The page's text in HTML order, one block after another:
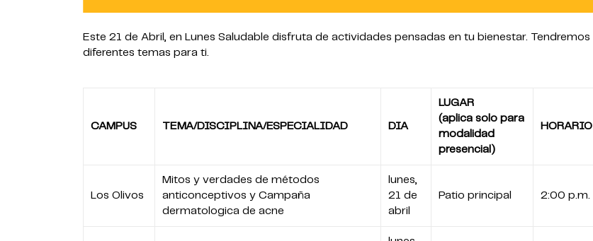
Este 21 de Abril, en Lunes Saludable disfruta de actividades pensadas en tu bienestar. Tendremos
diferentes temas para ti.
CAMPUS TEMA/DISCIPLINA/ESPECIALIDAD DIA
LUGAR
(aplica solo para
modalidad
presencial)
HORARIO
Los Olivos
Mitos y verdades de métodos
anticonceptivos y Campaña
dermatologica de acne
lunes,
21 de
abril
Patio principal 2:00 p.m.